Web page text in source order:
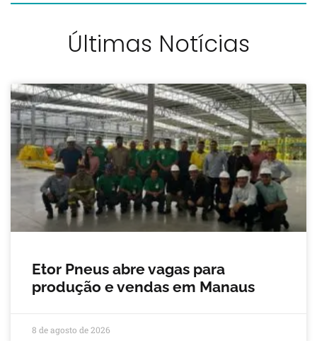
Últimas Notícias
Etor Pneus abre vagas para
produção e vendas em Manaus
8 de agosto de 2026